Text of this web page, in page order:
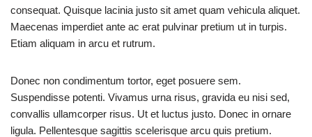
consequat. Quisque lacinia justo sit amet quam vehicula aliquet.
Maecenas imperdiet ante ac erat pulvinar pretium ut in turpis.
Etiam aliquam in arcu et rutrum.
Donec non condimentum tortor, eget posuere sem.
Suspendisse potenti. Vivamus urna risus, gravida eu nisi sed,
convallis ullamcorper risus. Ut et luctus justo. Donec in ornare
ligula. Pellentesque sagittis scelerisque arcu quis pretium.